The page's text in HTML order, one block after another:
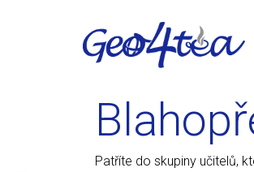
Patříte do skupiny učitelů,